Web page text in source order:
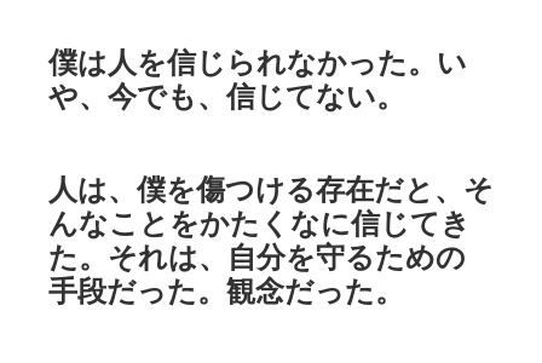
僕は人を信じられなかった。い
や、今でも、信じてない。
人は、僕を傷つける存在だと、そ
んなことをかたくなに信じてき
た。それは、自分を守るための
手段だった。観念だった。